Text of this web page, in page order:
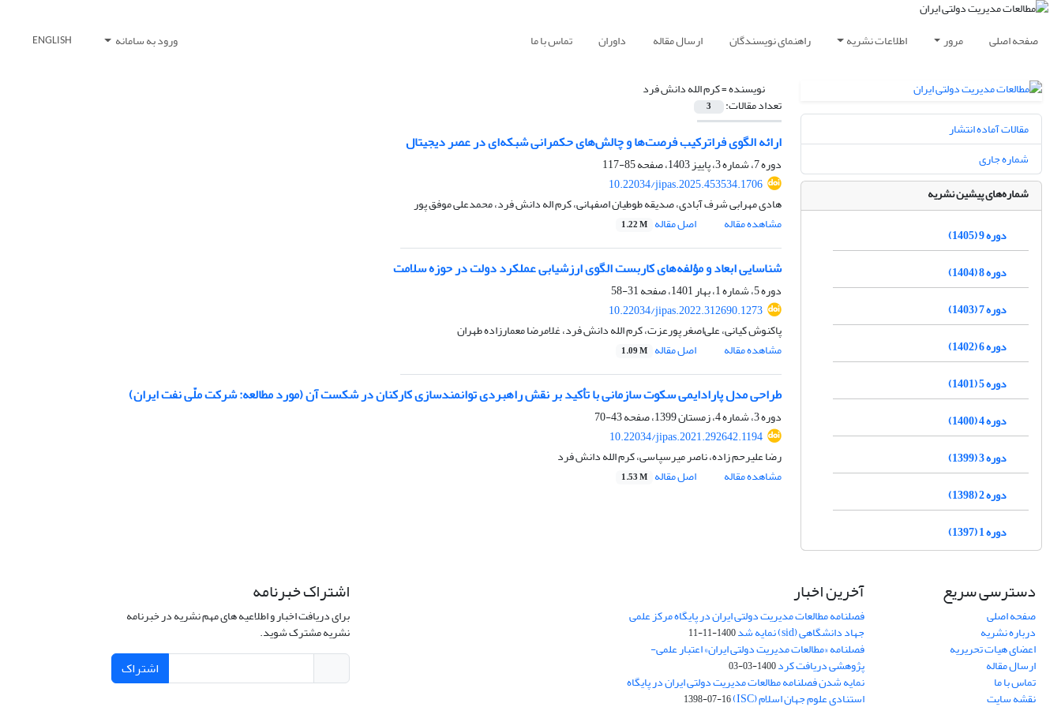
صفحه اصلی مرور اطلاعات نشریه راهنمای نویسندگان ارسال مقاله داوران تماس با ما ورود به سامانه ENGLISH
نویسنده =کرم الله دانش فرد
تعداد مقالات: 3
ارائه الگوی فراترکیب فرصت‌ها و چالش‌های حکمرانی شبکه‌ای در عصر دیجیتال
دوره 7، شماره 3، پاییز 1403، صفحه
85-117
10.22034/jipas.2025.453534.1706
هادی مهرابی شرف آبادی، صدیقه طوطیان اصفهانی، کرم اله دانش فرد، محمدعلی موفق پور
مشاهده مقاله
اصل مقاله 1.22 M
شناسایی ابعاد و مؤلفه‌های کاربست الگوی ارزشیابی عملکرد دولت در حوزه سلامت
دوره 5، شماره 1، بهار 1401، صفحه
31-58
10.22034/jipas.2022.312690.1273
پاکنوش کیانی، علی‌اصغر پورعزت، کرم الله دانش فرد، غلامرضا معمارزاده طهران
مشاهده مقاله
اصل مقاله 1.09 M
طراحی مدل پارادایمی سکوت سازمانی با تأکید بر نقش راهبردی توانمندسازی کارکنان در شکست آن (مورد مطالعه: شرکت ملّی نفت ایران)
دوره 3، شماره 4، زمستان 1399، صفحه
43-70
10.22034/jipas.2021.292642.1194
رضا علیرحم زاده، ناصر میرسپاسی، کرم الله دانش فرد
مشاهده مقاله
اصل مقاله 1.53 M
مقالات آماده انتشار
شماره جاری
شماره‌های پیشین نشریه
دوره 9 (1405)
دوره 8 (1404)
دوره 7 (1403)
دوره 6 (1402)
دوره 5 (1401)
دوره 4 (1400)
دوره 3 (1399)
دوره 2 (1398)
دوره 1 (1397)
دسترسی سریع
صفحه اصلی
درباره نشریه
اعضای هیات تحریریه
ارسال مقاله
تماس با ما
نقشه سایت
آخرین اخبار
فصلنامه مطالعات مدیریت دولتی ایران در پایگاه مرکز علمی
جهاد دانشگاهی (sid) نمایه شد 1400-11-11
فصلنامه «مطالعات مدیریت دولتی ایران» اعتبار علمی-
پژوهشی دریافت کرد1400-03-03
نمایه شدن فصلنامه مطالعات مدیریت دولتی ایران در پایگاه
استنادی علوم جهان اسلام (ISC) 1398-07-16
اشتراک خبرنامه
برای دریافت اخبار و اطلاعیه های مهم نشریه در خبرنامه
نشریه مشترک شوید.
اشتراک